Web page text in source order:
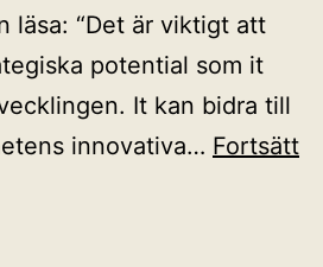
läsa: “Det är viktigt att
potential som it
It kan bidra till
innovativa… Fortsätt